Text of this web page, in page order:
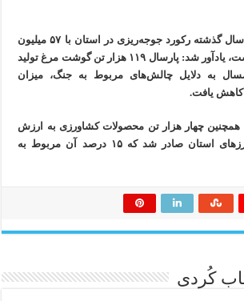
نقشبندی با بیان اینکه سال گذشته رکورد جوجه‌ریزی در استان با ۵۷ میلیون
قطعه جوجه‌ریزی شکست، یادآور شد: پارسال ۱۱۹ هزار تن گوشت مرغ تولید
به دلایل چالش‌های مربوط به جنگ، میزان
یافت.
چهار هزار تن محصولات کشاورزی به ارزش
۱۸۲ میلیون دلار از مرزهای استان صادر شد که ۱۵ درصد آن مربوط به
کُردی